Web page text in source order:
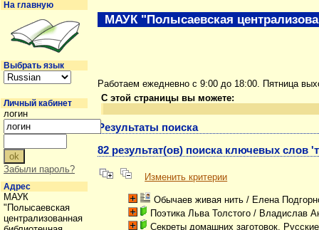
Работаем ежедневно с 9:00 до 18:00. Пятница
С этой страницы вы можете:
Результаты поиска
82 результат(ов) поиска ключевых слов
Изменить критерии
Обычаев живая нить / Елена
Поэтика Льва Толстого / Владислав
Секреты домашних заготовок.
МАУК "Полысаевская
На главную
Выбрать язык
Личный кабинет
логин
Забыли пароль?
Адрес
МАУК
"Полысаевская
централизованная